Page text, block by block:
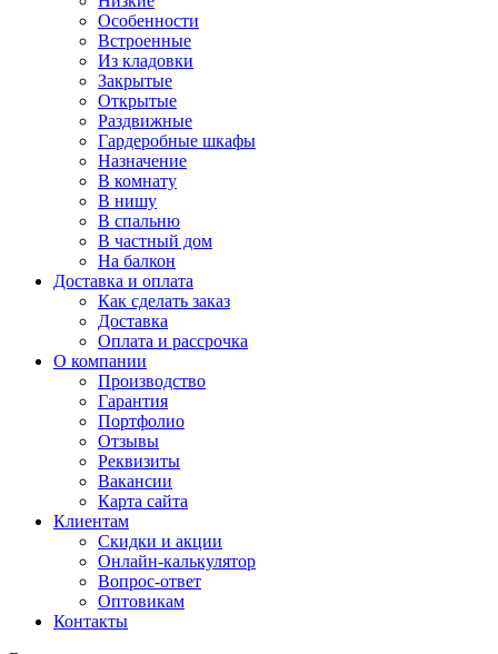
Особенности
Встроенные
Из кладовки
Закрытые
Открытые
Раздвижные
Гардеробные шкафы
Назначение
В комнату
В нишу
В спальню
В частный дом
На балкон
Доставка и оплата
Как сделать заказ
Доставка
Оплата и рассрочка
О компании
Производство
Гарантия
Портфолио
Отзывы
Реквизиты
Вакансии
Карта сайта
Клиентам
Скидки и акции
Онлайн-калькулятор
Вопрос-ответ
Оптовикам
Контакты